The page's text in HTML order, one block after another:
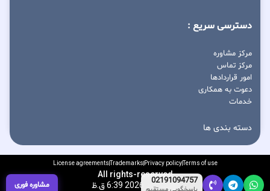
دسترسی سریع :
مرکز مشاوره
مرکز تماس
امور قراردادها
دعوت به همکاری
خدمات
دسته بندی ها
Terms of use
Privacy policy
Trademarks
License agreements
All rights-reserved
آگوست 6, 2026 6:39 ق.ظ
02191094757 مشاوره فوری